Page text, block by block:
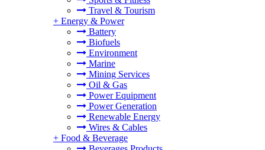
Travel & Tourism
+ Energy & Power
Battery
Biofuels
Environment
Marine
Mining Services
Oil & Gas
Power Equipment
Power Generation
Renewable Energy
Wires & Cables
+ Food & Beverage